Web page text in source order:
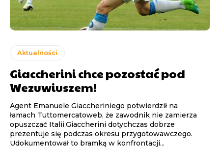
Aktualności
Giaccherini chce pozostać pod
Wezuwiuszem!
Agent Emanuele Giaccheriniego potwierdził na
łamach Tuttomercatoweb, że zawodnik nie zamierza
opuszczać Italii.Giaccherini dotychczas dobrze
prezentuje się podczas okresu przygotowawczego.
Udokumentował to bramką w konfrontacji...